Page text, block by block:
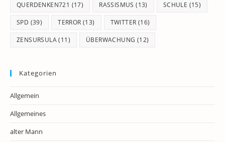
QUERDENKEN721 (17) RASSISMUS (13) SCHULE (15)
SPD (39) TERROR (13) TWITTER (16)
ZENSURSULA(11) ÜBERWACHUNG (12)
Kategorien
Allgemein
Allgemeines
alter Mann